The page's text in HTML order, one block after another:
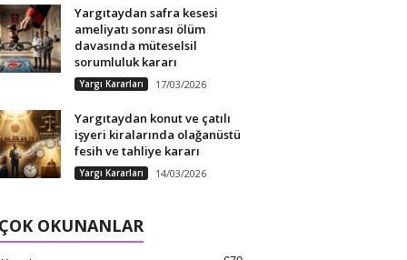
Yargıtaydan safra kesesi
ameliyatı sonrası ölüm
davasında müteselsil
sorumluluk kararı
Yargı Kararları 17/03/2026
Yargıtaydan konut ve çatılı
işyeri kiralarında olağanüstü
fesih ve tahliye kararı
Yargı Kararları 14/03/2026
OKUNANLAR